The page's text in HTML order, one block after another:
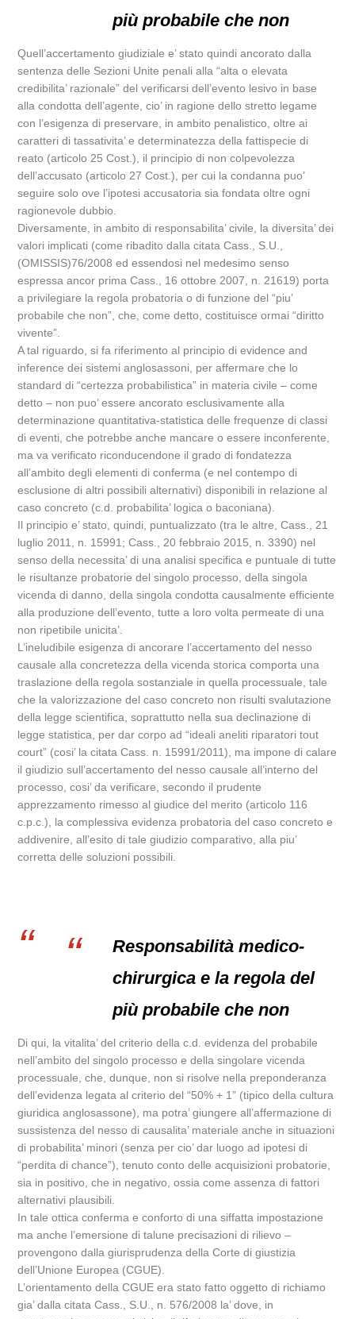
più probabile che non
Quell’accertamento giudiziale e’ stato quindi ancorato dalla
sentenza delle Sezioni Unite penali alla “alta o elevata
credibilita’ razionale” del verificarsi dell’evento lesivo in base
alla condotta dell’agente, cio’ in ragione dello stretto legame
con l’esigenza di preservare, in ambito penalistico, oltre ai
caratteri di tassativita’ e determinatezza della fattispecie di
reato (articolo 25 Cost.), il principio di non colpevolezza
dell’accusato (articolo 27 Cost.), per cui la condanna puo’
seguire solo ove l’ipotesi accusatoria sia fondata oltre ogni
ragionevole dubbio.
Diversamente, in ambito di responsabilita’ civile, la diversita’ dei
valori implicati (come ribadito dalla citata Cass., S.U.,
(OMISSIS)76/2008 ed essendosi nel medesimo senso
espressa ancor prima Cass., 16 ottobre 2007, n. 21619) porta
a privilegiare la regola probatoria o di funzione del “piu’
probabile che non”, che, come detto, costituisce ormai “diritto
vivente”.
A tal riguardo, si fa riferimento al principio di evidence and
inference dei sistemi anglosassoni, per affermare che lo
standard di “certezza probabilistica” in materia civile – come
detto – non puo’ essere ancorato esclusivamente alla
determinazione quantitativa-statistica delle frequenze di classi
di eventi, che potrebbe anche mancare o essere inconferente,
ma va verificato riconducendone il grado di fondatezza
all’ambito degli elementi di conferma (e nel contempo di
esclusione di altri possibili alternativi) disponibili in relazione al
caso concreto (c.d. probabilita’ logica o baconiana).
Il principio e’ stato, quindi, puntualizzato (tra le altre, Cass., 21
luglio 2011, n. 15991; Cass., 20 febbraio 2015, n. 3390) nel
senso della necessita’ di una analisi specifica e puntuale di tutte
le risultanze probatorie del singolo processo, della singola
vicenda di danno, della singola condotta causalmente efficiente
alla produzione dell’evento, tutte a loro volta permeate di una
non ripetibile unicita’.
L’ineludibile esigenza di ancorare l’accertamento del nesso
causale alla concretezza della vicenda storica comporta una
traslazione della regola sostanziale in quella processuale, tale
che la valorizzazione del caso concreto non risulti svalutazione
della legge scientifica, soprattutto nella sua declinazione di
legge statistica, per dar corpo ad “ideali aneliti riparatori tout
court” (cosi’ la citata Cass. n. 15991/2011), ma impone di calare
il giudizio sull’accertamento del nesso causale all’interno del
processo, cosi’ da verificare, secondo il prudente
apprezzamento rimesso al giudice del merito (articolo 116
c.p.c.), la complessiva evidenza probatoria del caso concreto e
addivenire, all’esito di tale giudizio comparativo, alla piu’
corretta delle soluzioni possibili.
Responsabilità medico-
chirurgica e la regola del
più probabile che non
Di qui, la vitalita’ del criterio della c.d. evidenza del probabile
nell’ambito del singolo processo e della singolare vicenda
processuale, che, dunque, non si risolve nella preponderanza
dell’evidenza legata al criterio del “50% + 1” (tipico della cultura
giuridica anglosassone), ma potra’ giungere all’affermazione di
sussistenza del nesso di causalita’ materiale anche in situazioni
di probabilita’ minori (senza per cio’ dar luogo ad ipotesi di
“perdita di chance”), tenuto conto delle acquisizioni probatorie,
sia in positivo, che in negativo, ossia come assenza di fattori
alternativi plausibili.
In tale ottica conferma e conforto di una siffatta impostazione
ma anche l’emersione di talune precisazioni di rilievo –
provengono dalla giurisprudenza della Corte di giustizia
dell’Unione Europea (CGUE).
L’orientamento della CGUE era stato fatto oggetto di richiamo
gia’ dalla citata Cass., S.U., n. 576/2008 la’ dove, in